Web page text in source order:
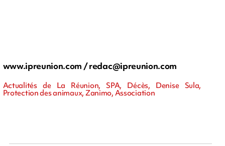
www.ipreunion.com /redac@ipreunion.com
Actualités de La Réunion, SPA, Décès, Denise Sula,
Protection des animaux, Zanimo, Association